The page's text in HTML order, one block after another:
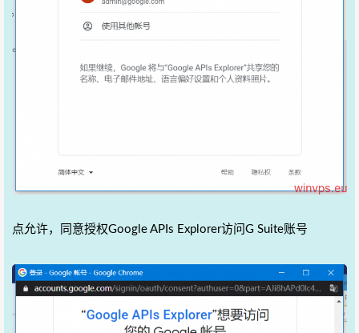
点允许，同意授权Google APIs Explorer访问G Suite账号